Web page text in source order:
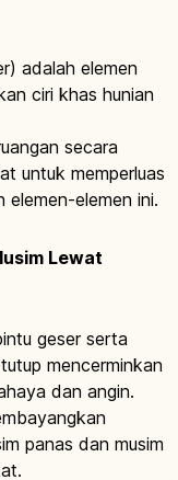
adalah elemen
ciri khas hunian
secara
untuk memperluas
elemen ini.
Lewat
geser serta
mencerminkan
dan angin.
panas dan musim